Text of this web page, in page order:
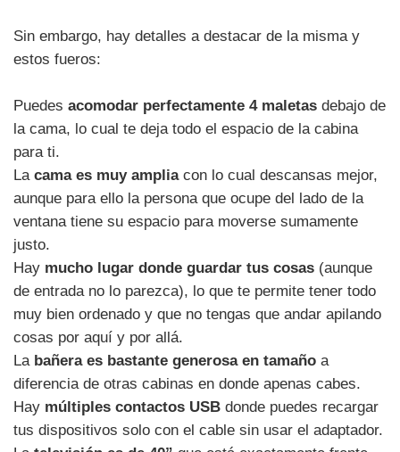
Sin embargo, hay detalles a destacar de la misma y
estos fueros:
Puedes acomodar perfectamente 4 maletas debajo de
la cama, lo cual te deja todo el espacio de la cabina
para ti.
La cama es muy ampliacon lo cual descansas mejor,
aunque para ello la persona que ocupe del lado de la
ventana tiene su espacio para moverse sumamente
justo.
Hay mucho lugar donde guardar tus cosas (aunque
de entrada no lo parezca), lo que te permite tener todo
muy bien ordenado y que no tengas que andar apilando
cosas por aquí y por allá.
La bañera es bastante generosa en tamaño a
diferencia de otras cabinas en donde apenas cabes.
Hay múltiples contactos USB donde puedes recargar
tus dispositivos solo con el cable sin usar el adaptador.